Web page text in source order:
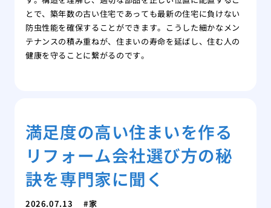
とで、築年数の古い住宅であっても最新の住宅に負けない
防虫性能を確保することができます。こうした細かなメン
テナンスの積み重ねが、住まいの寿命を延ばし、住む人の
健康を守ることに繋がるのです。
満足度の高い住まいを作る
リフォーム会社選び方の秘
訣を専門家に聞く
2026.07.13 家